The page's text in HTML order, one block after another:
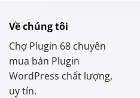
Về chúng tôi
Chợ Plugin 68 chuyên
mua bán Plugin
WordPress chất lượng,
uy tín.